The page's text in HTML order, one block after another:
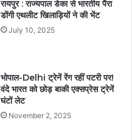
रायपुर : राज्यपाल डेका से भारतीय पैरा
डोंगी एथलीट खिलाड़ियों ने की भेंट
July 10, 2025
भोपाल-Delhi ट्रेनें रेंग रहीं पटरी पर!
वंदे भारत को छोड़ बाकी एक्सप्रेस ट्रेनें
घंटों लेट
November 2, 2025